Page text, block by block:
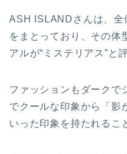
ASH ISLANDさんは、全
をまとっており、その体
アルが“ミステリアス”と
ファッションもダークで
でクールな印象から「影
いった印象を持たれるこ